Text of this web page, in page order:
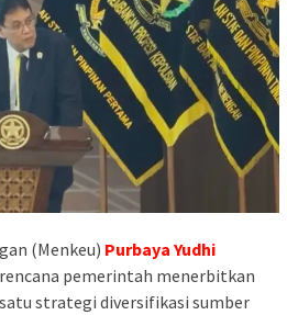
(Menkeu) Purbaya Yudhi
pemerintah menerbitkan
strategi diversifikasi sumber